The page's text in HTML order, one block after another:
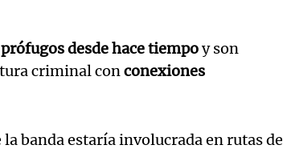
prófugos desde hace tiempoy son
criminal conconexiones
banda estaría involucrada en rutas de